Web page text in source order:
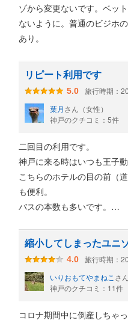
ゾから変更ないです。ベッ
ないように。普通のビジホ
あり。
リピート利用です
5.0
旅行時期：
葉月さん（女性）
神戸のクチコミ：5件
二回目の利用です。
神戸に来る時はいつも王子動
こちらのホテルの目の前（
も便利。
バスの本数も多いです。
お部屋は過不足なく揃っ
友達と行きましたが、お互
友達は少し隣の声が響くと
それもいいのですが、今回
縮小してしまったユニ
4.0
旅行時期：
いりおもてやまねこ さ
神戸のクチコミ：11件
コロナ期間中に倒産しちゃ